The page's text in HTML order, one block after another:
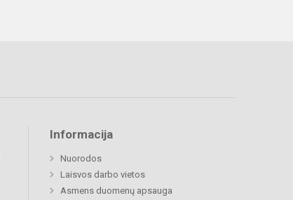
Informacija
Nuorodos
Laisvos darbo vietos
Asmens duomenų apsauga